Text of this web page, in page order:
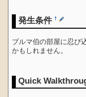
発生条件†
ブルマ伯の部屋に忍び
かもしれません。
Quick